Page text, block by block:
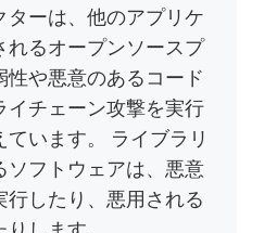
ーは、他のアプリケ
れるオープンソースプ
性や悪意のあるコード
イチェーン攻撃を実行
います。 ライブラリ
ソフトウェアは、悪意
したり、悪用される